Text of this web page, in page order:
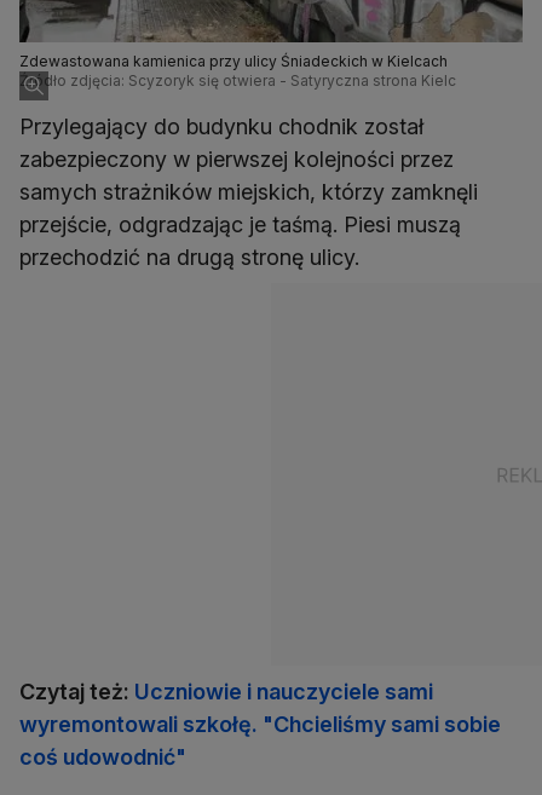
Zdewastowana kamienica przy ulicy Śniadeckich w Kielcach
Źródło zdjęcia: Scyzoryk się otwiera - Satyryczna strona Kielc
Przylegający do budynku chodnik został
zabezpieczony w pierwszej kolejności przez
samych strażników miejskich, którzy zamknęli
przejście, odgradzając je taśmą. Piesi muszą
przechodzić na drugą stronę ulicy.
Czytaj też: Uczniowie i nauczyciele sami
wyremontowali szkołę. "Chcieliśmy sami sobie
coś udowodnić"